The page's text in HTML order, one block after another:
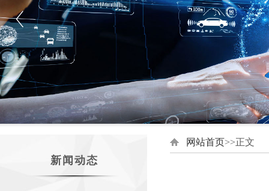
网站首页>>正文
新闻动态